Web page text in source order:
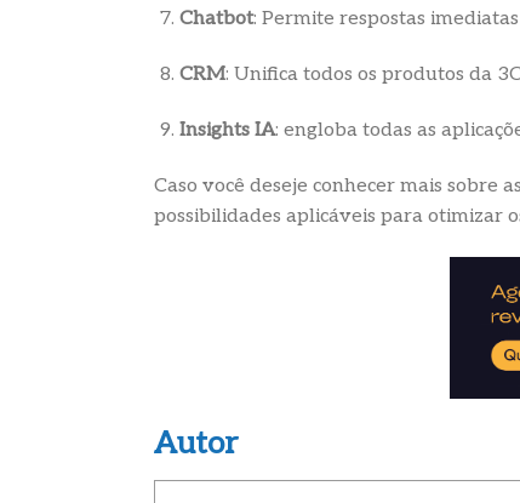
Chatbot: Permite respostas
CRM: Unifica todos os produtos da
Insights IA: engloba todas as
Caso você deseje conhecer mais sobre
possibilidades aplicáveis para otimizar
Autor